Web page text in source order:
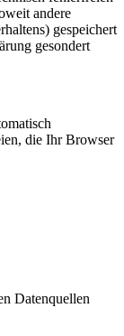
andere
gespeichert
gesondert
die Ihr Browser
Datenquellen